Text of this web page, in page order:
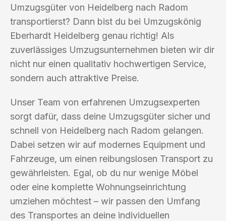
Umzugsgüter von Heidelberg nach Radom
transportierst? Dann bist du bei Umzugskönig
Eberhardt Heidelberg genau richtig! Als
zuverlässiges Umzugsunternehmen bieten wir dir
nicht nur einen qualitativ hochwertigen Service,
sondern auch attraktive Preise.
Unser Team von erfahrenen Umzugsexperten
sorgt dafür, dass deine Umzugsgüter sicher und
schnell von Heidelberg nach Radom gelangen.
Dabei setzen wir auf modernes Equipment und
Fahrzeuge, um einen reibungslosen Transport zu
gewährleisten. Egal, ob du nur wenige Möbel
oder eine komplette Wohnungseinrichtung
umziehen möchtest – wir passen den Umfang
des Transportes an deine individuellen